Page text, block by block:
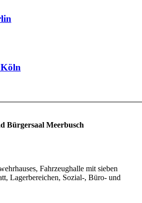
Bürgersaal Meerbusch
Fahrzeughalle mit sieben
Lagerbereichen, Sozial-, Büro- und